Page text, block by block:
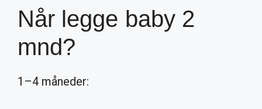
Når legge baby 2
mnd?
1–4 måneder: